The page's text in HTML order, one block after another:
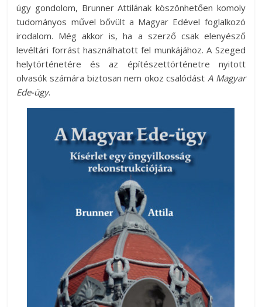
úgy gondolom, Brunner Attilának köszönhetően komoly
tudományos művel bővült a Magyar Edével foglalkozó
irodalom. Még akkor is, ha a szerző csak elenyésző
levéltári forrást használhatott fel munkájához. A Szeged
helytörténetére és az építészettörténetre nyitott
olvasók számára biztosan nem okoz csalódást A Magyar
Ede-ügy.